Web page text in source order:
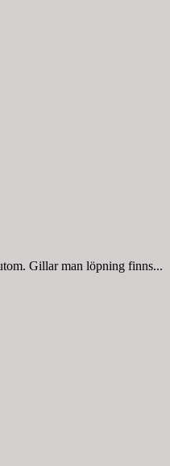
Gillar man löpning finns...